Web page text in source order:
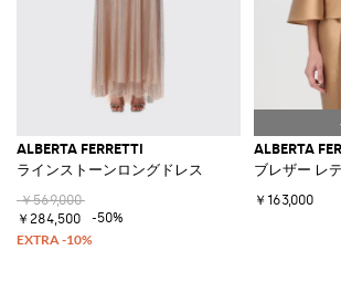
ALBERTA FERRETTI
ラインストーンロングドレス
￥569,000
￥284,500
-50%
ALBERTA
ブレザー レ
￥163,000